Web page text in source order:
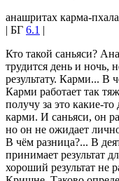
анашритах карма-
| БГ 6.1 |
Кто такой саньяси?
трудится день и ночь,
результату. Карми... В
Карми работает так
получу за это какие-
карми. И саньяси, он
но он не ожидает
В чём разница?... В
принимает результат
хороший результат не